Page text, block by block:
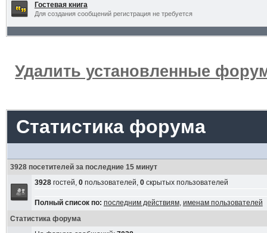
Гостевая книга
Для создания сообщений регистрация не требуется
Удалить установленные
Статистика форума
3928 посетителей за последние 15 минут
3928гостей, 0пользователей, 0скрытых пользователей
Полный список по: последним действиям, именам пользователей
Статистика форума